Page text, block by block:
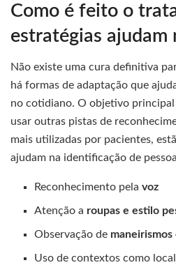
Como é feito o
estratégias ajudam
Não existe uma cura definitiva
há formas de adaptação que
no cotidiano. O objetivo principal
usar outras pistas de
mais utilizadas por pacientes,
ajudam na identificação de
Reconhecimento pelavoz
Atenção a roupas e estilo
Observação de
Uso de contextos como